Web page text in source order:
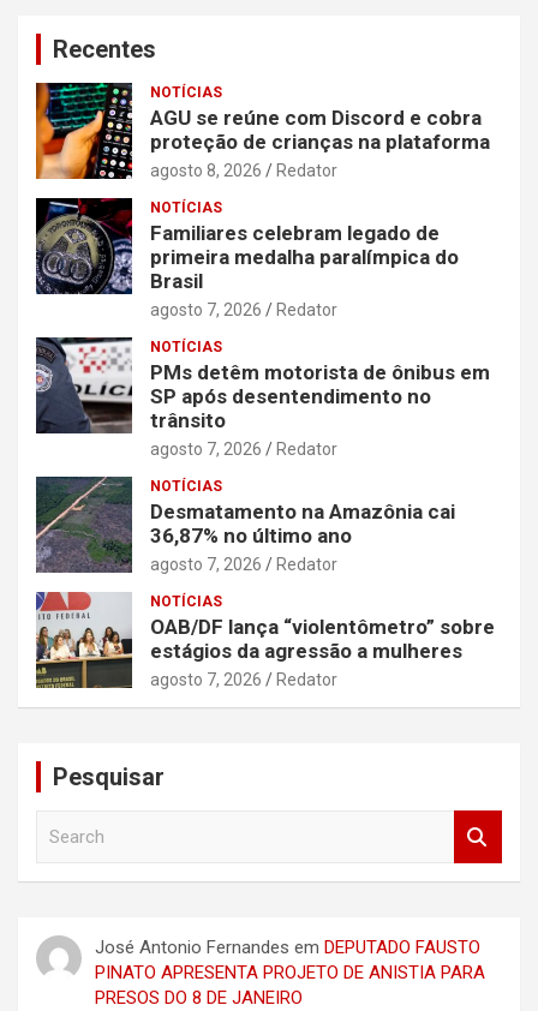
Recentes
NOTÍCIAS
AGU se reúne com Discord e cobra
proteção de crianças na plataforma
agosto 8, 2026 Redator
NOTÍCIAS
Familiares celebram legado de
primeira medalha paralímpica do
Brasil
agosto 7, 2026 Redator
NOTÍCIAS
PMs detêm motorista de ônibus em
SP após desentendimento no
trânsito
agosto 7, 2026 Redator
NOTÍCIAS
Desmatamento na Amazônia cai
36,87% no último ano
agosto 7, 2026 Redator
NOTÍCIAS
OAB/DF lança “violentômetro” sobre
estágios da agressão a mulheres
agosto 7, 2026 Redator
Pesquisar
h
José Antonio Fernandes em DEPUTADO FAUSTO
PINATO APRESENTA PROJETO DE ANISTIA PARA
PRESOS DO 8 DE JANEIRO